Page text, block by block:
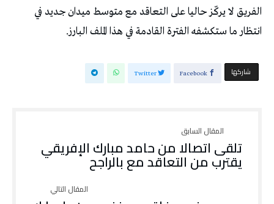
الفريق لا يركّز حاليا على التعاقد مع متوسط ميدان جديد في
انتظار ما ستكشفه الفترة القادمة في هذا الملف البارز.
‫‫ شاركها‬ Facebook
Twitter
تلقى اتصالا من حامد مبارك الإفريقي
يقترب من التعاقد مع بالراجح